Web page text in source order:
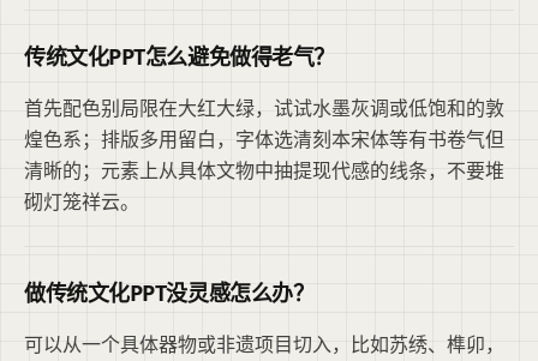
传统文化PPT怎么避免做得老气？
首先配色别局限在大红大绿，试试水墨灰调或低饱和的敦
煌色系；排版多用留白，字体选清刻本宋体等有书卷气但
清晰的；元素上从具体文物中抽提现代感的线条，不要堆
砌灯笼祥云。
做传统文化PPT没灵感怎么办？
可以从一个具体器物或非遗项目切入，比如苏绣、榫卯，